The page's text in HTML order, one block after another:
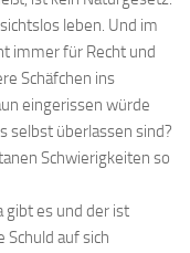
leben. Und im
immer für Recht und
Schäfchen ins
eingerissen würde
selbst überlassen sind?
Schwierigkeiten so
gibt es und der ist
Schuld auf sich